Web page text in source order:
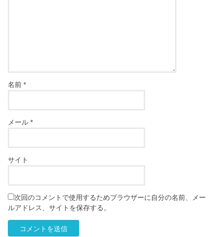
名前*
メール*
サイト
次回のコメントで使用するためブラウザーに自分の名前、メー
ルアドレス、サイトを保存する。